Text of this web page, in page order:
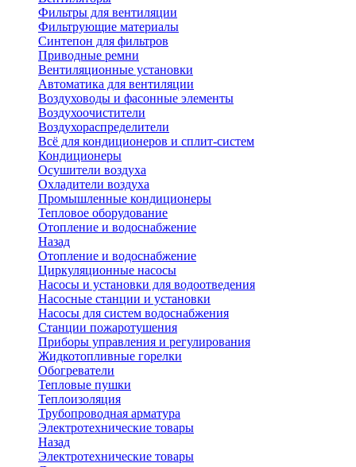
Фильтры для вентиляции
Фильтрующие материалы
Синтепон для фильтров
Приводные ремни
Вентиляционные установки
Автоматика для вентиляции
Воздуховоды и фасонные элементы
Воздухоочистители
Воздухораспределители
Всё для кондиционеров и сплит-систем
Кондиционеры
Осушители воздуха
Охладители воздуха
Промышленные кондиционеры
Тепловое оборудование
Отопление и водоснабжение
Назад
Отопление и водоснабжение
Циркуляционные насосы
Насосы и установки для водоотведения
Насосные станции и установки
Насосы для систем водоснабжения
Станции пожаротушения
Приборы управления и регулирования
Жидкотопливные горелки
Обогреватели
Тепловые пушки
Теплоизоляция
Трубопроводная арматура
Электротехнические товары
Назад
Электротехнические товары